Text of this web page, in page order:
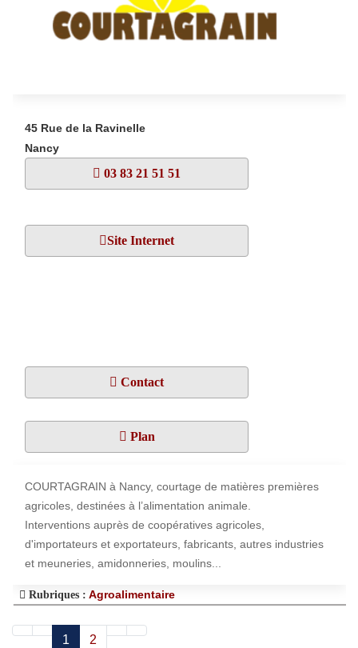
45 Rue de la Ravinelle
Nancy
03 83 21 51 51
Site Internet
Contact
Plan
COURTAGRAIN à Nancy, courtage de matières premières
agricoles, destinées à l’alimentation animale.
Interventions auprès de coopératives agricoles,
d'importateurs et exportateurs, fabricants, autres industries
et meuneries, amidonneries, moulins...
Rubriques : Agroalimentaire
1 2